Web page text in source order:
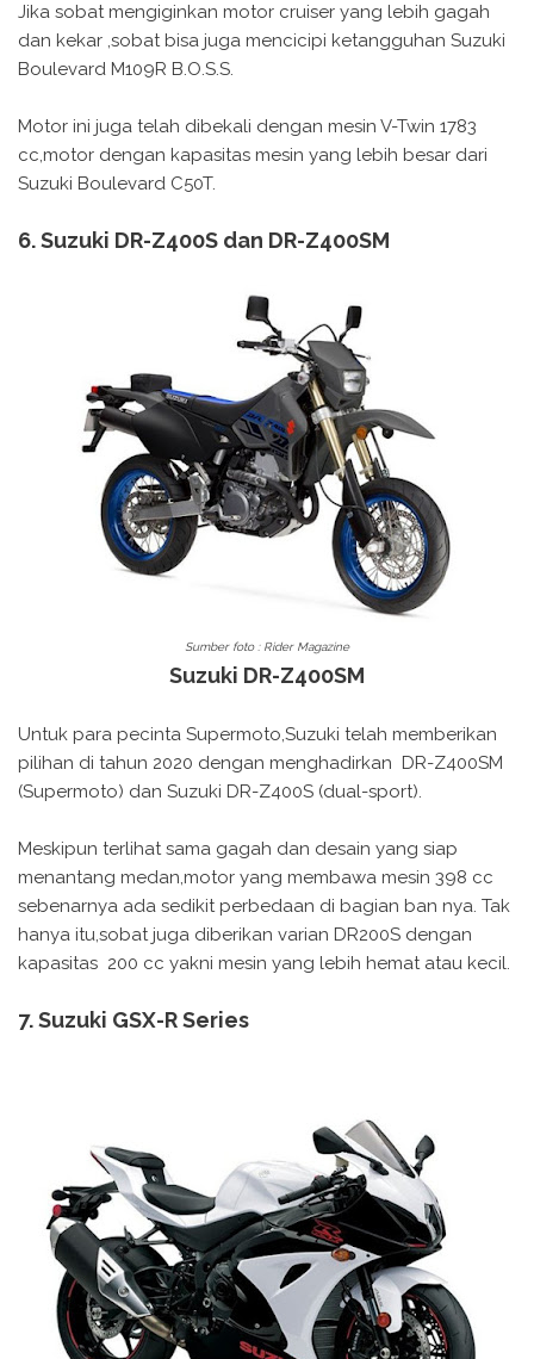
Jika sobat mengiginkan motor cruiser yang lebih gagah
dan kekar ,sobat bisa juga mencicipi ketangguhan Suzuki
Boulevard M109R B.O.S.S.
Motor ini juga telah dibekali dengan mesin V-Twin 1783
cc,motor dengan kapasitas mesin yang lebih besar dari
Suzuki Boulevard C50T.
6. Suzuki DR-Z400S dan DR-Z400SM
Sumber foto : Rider Magazine
Suzuki DR-Z400SM
Untuk para pecinta Supermoto,Suzuki telah memberikan
pilihan di tahun 2020 dengan menghadirkan DR-Z400SM
(Supermoto) dan Suzuki DR-Z400S (dual-sport).
Meskipun terlihat sama gagah dan desain yang siap
menantang medan,motor yang membawa mesin 398 cc
sebenarnya ada sedikit perbedaan di bagian ban nya. Tak
hanya itu,sobat juga diberikan varian DR200S dengan
kapasitas 200 cc yakni mesin yang lebih hemat atau kecil.
7. Suzuki GSX-R Series